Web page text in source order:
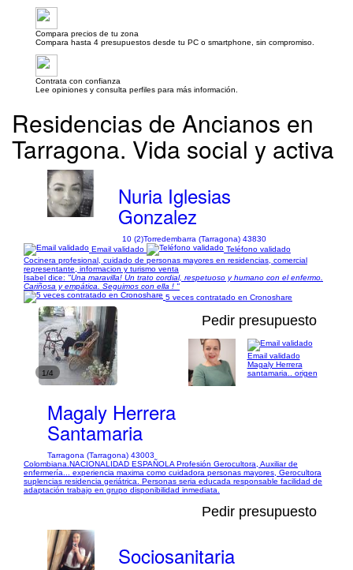
Compara precios de tu zona
Compara hasta 4 presupuestos desde tu PC o smartphone, sin compromiso.
Contrata con confianza
Lee opiniones y consulta perfiles para más información.
Residencias de Ancianos en
Tarragona. Vida social y activa
Nuria Iglesias
Gonzalez
10 (2)Torredembarra (Tarragona) 43830
Email validado
Teléfono validado
Cocinera profesional, cuidado de personas mayores en residencias, comercial
representante, informacion y turismo venta
Isabel dice: "Una maravilla! Un trato cordial, respetuoso y humano con el enfermo.
Cariñosa y empática. Seguimos con ella ! "
5 veces contratado en Cronoshare
1/4
Pedir presupuesto
Magaly Herrera
Santamaria
Tarragona (Tarragona) 43003
Email validado
Magaly Herrera
santamaria.. origen
Colombiana.NACIONALIDAD ESPAÑOLA Profesión Gerocultora, Auxiliar de
enfermería... experiencia maxima como cuidadora personas mayores, Gerocultora
suplencias residencia geriátrica. Personas seria educada responsable facilidad de
adaptación trabajo en grupo disponibilidad inmediata.
Pedir presupuesto
Sociosanitaria